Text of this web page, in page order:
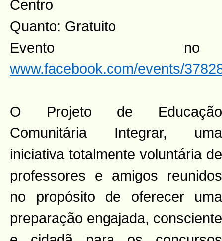
Centro
Quanto: Gratuito
Evento
www.facebook.com/events/
O Projeto de Educação
Comunitária Integrar, uma
iniciativa totalmente voluntária de
professores e amigos reunidos
no propósito de oferecer uma
preparação engajada, consciente